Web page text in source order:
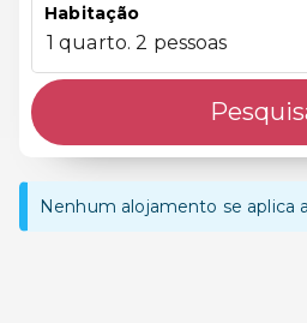
Habitação
1 quarto. 2 pessoas
Nenhum alojamento se aplica